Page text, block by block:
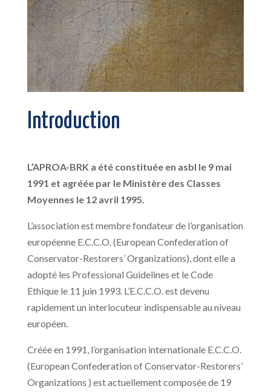
Introduction
L’APROA-BRK a été constituée en asbl le 9 mai
1991 et agréée par le Ministère des Classes
Moyennes le 12 avril 1995.
L’association est membre fondateur de l’organisation
européenne E.C.C.O. (European Confederation of
Conservator-Restorers’ Organizations), dont elle a
adopté les Professional Guidelines et le Code
Ethique le 11 juin 1993. L’E.C.C.O. est devenu
rapidement un interlocuteur indispensable au niveau
européen.
Créée en 1991, l’organisation internationale E.C.C.O.
(European Confederation of Conservator-Restorers’
Organizations ) est actuellement composée de 19